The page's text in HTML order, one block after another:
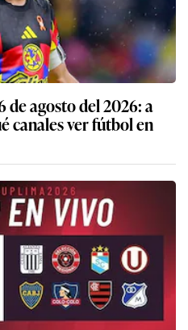
de agosto del 2026: a
canales ver fútbol en